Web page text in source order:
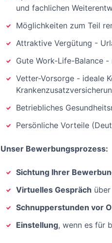
und fachlichen
Möglichkeiten zum Teil
Attraktive Vergütung -
Gute Work-Life-Balance
Vetter-Vorsorge - ideale
Betriebliches
Persönliche Vorteile
Unser Bewerbungsprozess:
Sichtung Ihrer
Virtuelles Gespräch
Schnupperstunden vor
Einstellung, wenn es für